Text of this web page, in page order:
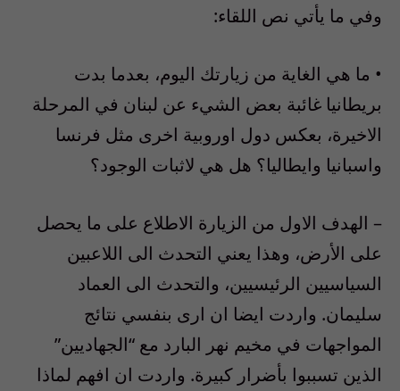
وفي ما يأتي نص اللقاء:
• ما هي الغاية من زيارتك اليوم، بعدما بدت
بريطانيا غائبة بعض الشيء عن لبنان في المرحلة
الاخيرة، بعكس دول اوروبية اخرى مثل فرنسا
واسبانيا وايطاليا؟ هل هي لاثبات الوجود؟
– الهدف الاول من الزيارة الاطلاع على ما يحصل
على الأرض، وهذا يعني التحدث الى اللاعبين
السياسيين الرئيسيين، والتحدث الى العماد
سليمان. واردت ايضا ان ارى بنفسي نتائج
المواجهات في مخيم نهر البارد مع “الجهاديين”
الذين تسببوا بأضرار كبيرة. واردت ان افهم لماذا